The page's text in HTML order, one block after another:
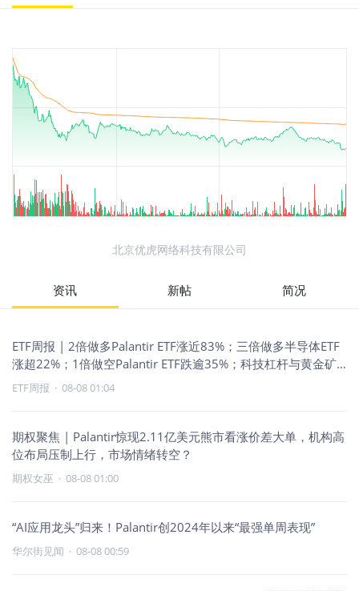
股息
北京优虎网络科技有限公司
资讯 新帖 简况
ETF周报 | 2倍做多Palantir ETF涨近83%；三倍做多半导体ETF
涨超22%；1倍做空Palantir ETF跌逾35%；科技杠杆与黄金矿
业齐升
ETF周报 · 08-08 01:04
期权聚焦 | Palantir惊现2.11亿美元熊市看涨价差大单，机构高
位布局压制上行，市场情绪转空？
期权女巫 · 08-08 01:00
“AI应用龙头”归来！Palantir创2024年以来“最强单周表现”
华尔街见闻 · 08-08 00:59